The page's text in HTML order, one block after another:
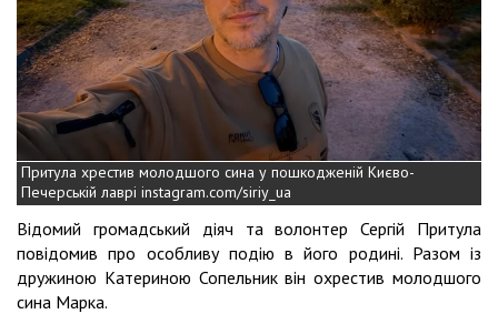
Притула хрестив молодшого сина у пошкодженій Києво-
Печерській лаврі instagram.com/siriy_ua
Відомий громадський діяч та волонтер Сергій Притула
повідомив про особливу подію в його родині. Разом із
дружиною Катериною Сопельник він охрестив молодшого
сина Марка.